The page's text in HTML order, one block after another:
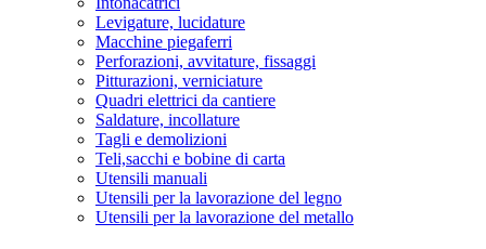
Levigature, lucidature
Macchine piegaferri
Perforazioni, avvitature, fissaggi
Pitturazioni, verniciature
Quadri elettrici da cantiere
Saldature, incollature
Tagli e demolizioni
Teli,sacchi e bobine di carta
Utensili manuali
Utensili per la lavorazione del legno
Utensili per la lavorazione del metallo